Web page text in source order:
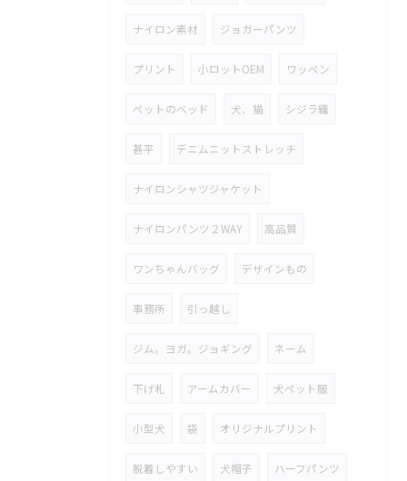
ナイロン素材 ジョガーパンツ
プリント 小ロットOEM ワッペン
ペットのベッド 犬、猫 シジラ織
甚平 デニムニットストレッチ
ナイロンシャツジャケット
ナイロンパンツ２WAY 高品質
ワンちゃんバッグ デザインもの
事務所 引っ越し
ジム。ヨガ。ジョギング ネーム
下げ札 アームカバー 犬ペット服
小型犬 袋 オリジナルプリント
脱着しやすい 犬帽子 ハーフパンツ